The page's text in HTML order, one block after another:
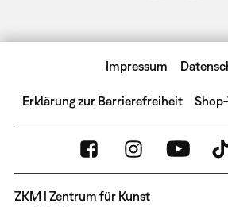
Impressum
Erklärung zur Barrierefreiheit
ZKM | Zentrum für Kunst